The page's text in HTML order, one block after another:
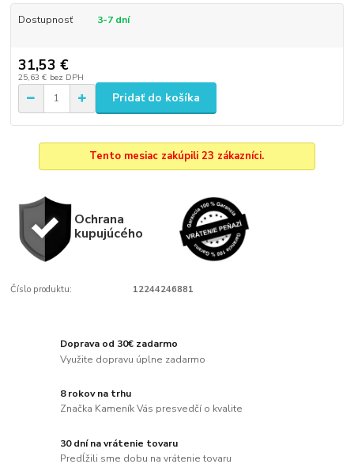
Dostupnosť 3-7 dní
31,53 €
25,63 € bez DPH
Pridať do košíka
Tento mesiac zakúpili 23 zákazníci.
Ochrana
kupujúcého
Číslo produktu: 12244246881
Doprava od 30€ zadarmo
Využite dopravu úplne zadarmo
8 rokov na trhu
Značka Kameník Vás presvedčí o kvalite
30 dní na vrátenie tovaru
Predĺžili sme dobu na vrátenie tovaru